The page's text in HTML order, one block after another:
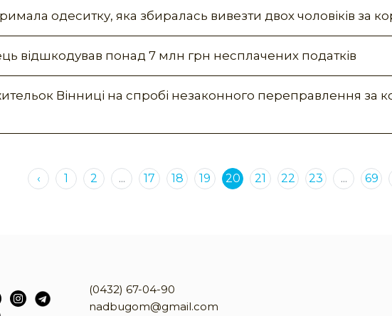
одеситку, яка збиралась вивезти двох чоловіків за
відшкодував понад 7 млн грн несплачених податків
Вінниці на спробі незаконного переправлення за
‹ 1 2 ... 17 18 19 20 21 22 23 ... 69
(0432) 67-04-90
nadbugom@gmail.com